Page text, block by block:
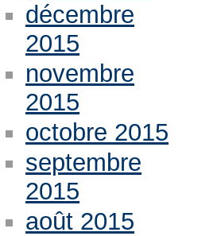
décembre
2015
novembre
2015
octobre 2015
septembre
2015
août 2015